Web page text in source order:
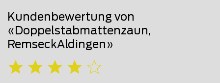
Kundenbewertung von
«Doppelstabmattenzaun,
RemseckAldingen»